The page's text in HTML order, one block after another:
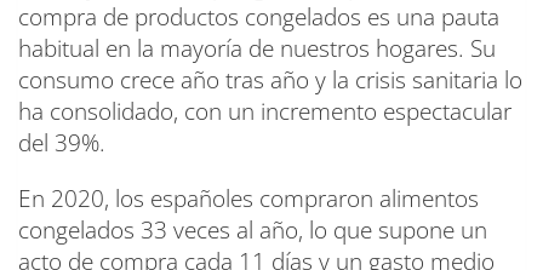
compra de productos congelados es una pauta
habitual en la mayoría de nuestros hogares. Su
consumo crece año tras año y la crisis sanitaria lo
ha consolidado, con un incremento espectacular
del 39%.
En 2020, los españoles compraron alimentos
congelados 33 veces al año, lo que supone un
acto de compra cada 11 días y un gasto medio